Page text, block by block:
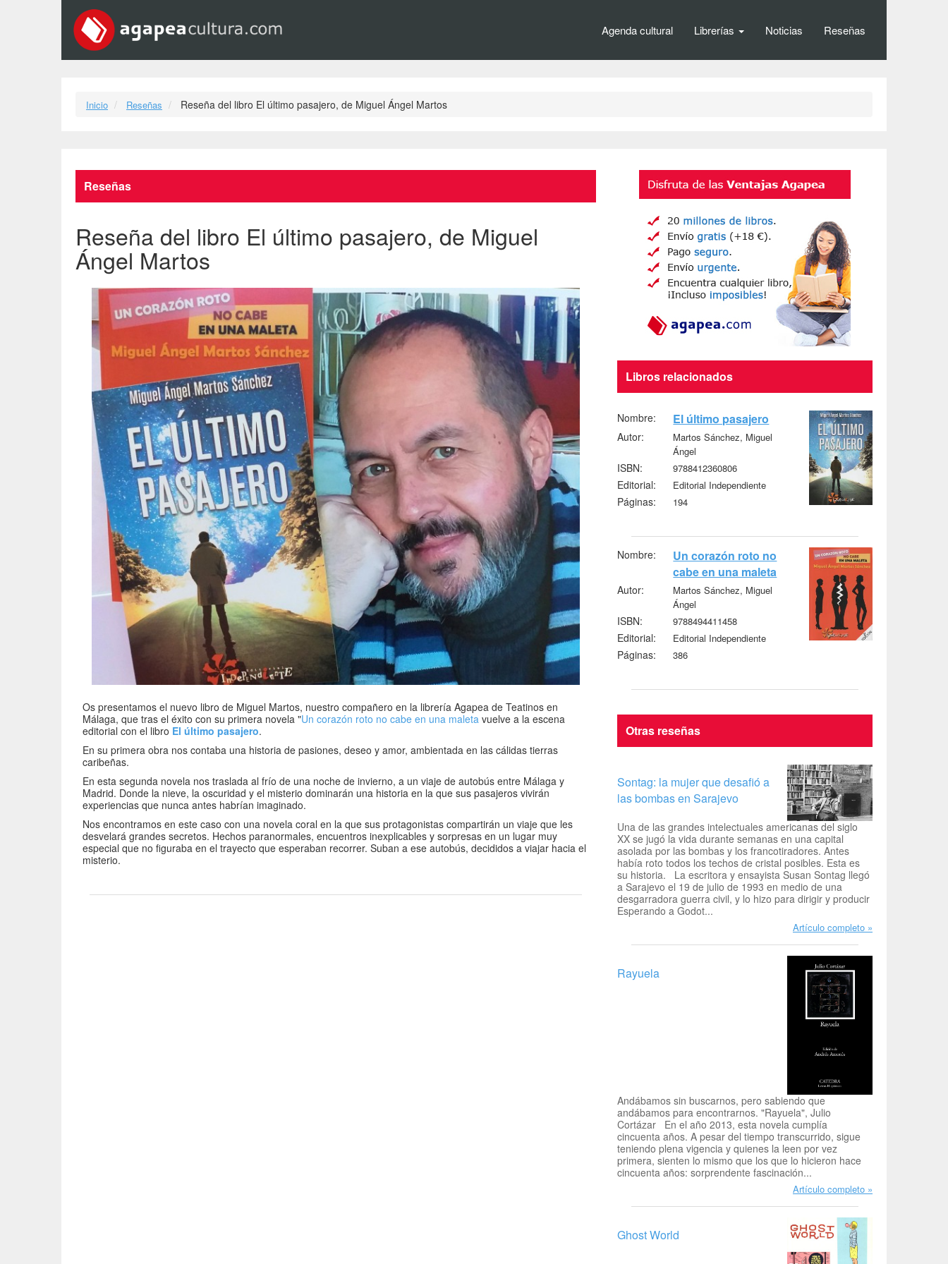
Agenda cultural Librerías Noticias Reseñas
Inicio Reseñas Reseña del libro El último pasajero, de Miguel Ángel Martos
Reseñas
Reseña del libro El último pasajero, de Miguel
Ángel Martos
Os presentamos el nuevo libro de Miguel Martos, nuestro compañero en la librería Agapea de Teatinos en
Málaga, que tras el éxito con su primera novela "Un corazón roto no cabe en una maleta vuelve a la escena
editorial con el libro El último pasajero.
En su primera obra nos contaba una historia de pasiones, deseo y amor, ambientada en las cálidas tierras
caribeñas.
En esta segunda novela nos traslada al frío de una noche de invierno, a un viaje de autobús entre Málaga y
Madrid. Donde la nieve, la oscuridad y el misterio dominarán una historia en la que sus pasajeros vivirán
experiencias que nunca antes habrían imaginado.
Nos encontramos en este caso con una novela coral en la que sus protagonistas compartirán un viaje que les
desvelará grandes secretos. Hechos paranormales, encuentros inexplicables y sorpresas en un lugar muy
especial que no figuraba en el trayecto que esperaban recorrer. Suban a ese autobús, decididos a viajar hacia el
misterio.
Libros relacionados
Nombre: El último pasajero
Autor:
Martos Sánchez, Miguel
Ángel
ISBN: 9788412360806
Editorial: Editorial Independiente
Páginas: 194
Nombre:
Un corazón roto no
cabe en una maleta
Autor:
Martos Sánchez, Miguel
Ángel
ISBN: 9788494411458
Editorial: Editorial Independiente
Páginas: 386
Otras reseñas
Sontag: la mujer que desafió a
las bombas en Sarajevo
Una de las grandes intelectuales americanas del siglo
XX se jugó la vida durante semanas en una capital
asolada por las bombas y los francotiradores. Antes
había roto todos los techos de cristal posibles. Esta es
su historia. La escritora y ensayista Susan Sontag llegó
a Sarajevo el 19 de julio de 1993 en medio de una
desgarradora guerra civil, y lo hizo para dirigir y producir
Esperando a Godot...
Artículo completo
Rayuela
Andábamos sin buscarnos, pero sabiendo que
andábamos para encontrarnos. "Rayuela", Julio
Cortázar En el año 2013, esta novela cumplía
cincuenta años. A pesar del tiempo transcurrido, sigue
teniendo plena vigencia y quienes la leen por vez
primera, sienten lo mismo que los que lo hicieron hace
cincuenta años: sorprendente fascinación...
Artículo completo
Ghost World